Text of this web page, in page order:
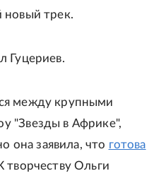
новый трек.
Гуцериев.
между крупными
"Звезды в Африке",
она заявила, что готова
Ольги